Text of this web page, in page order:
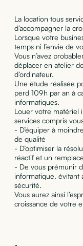
La location tous
d’accompagner la
Lorsque votre
temps ni l’envie de
Vous n’avez
déplacer en atelier
d’ordinateur.
Une étude réalisée
perd 109h par an à
informatiques.
Louer votre matériel
services compris
- D’équiper à
de qualité
- D’optimiser la
réactif et un
- De vous prémunir
informatique, évitant
sécurité.
Vous aurez ainsi
croissance de votre